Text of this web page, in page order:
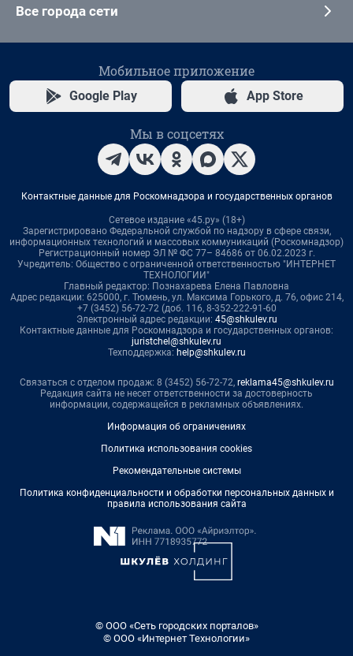
Все города сети
Мобильное приложение
Google Play App Store
Мы в соцсетях
Контактные данные для Роскомнадзора и государственных органов
Сетевое издание «45.ру» (18+)
Зарегистрировано Федеральной службой по надзору в сфере связи,
информационных технологий и массовых коммуникаций (Роскомнадзор)
Регистрационный номер ЭЛ № ФС 77– 84686 от 06.02.2023 г.
Учредитель: Общество с ограниченной ответственностью "ИНТЕРНЕТ
ТЕХНОЛОГИИ"
Главный редактор: Познахарева Елена Павловна
Адрес редакции: 625000, г. Тюмень, ул. Максима Горького, д. 76, офис 214,
+7 (3452) 56-72-72 (доб. 116, 8-352-222-91-60
Электронный адрес редакции: 45@shkulev.ru
Контактные данные для Роскомнадзора и государственных органов:
juristchel@shkulev.ru
Техподдержка: help@shkulev.ru
Связаться с отделом продаж: 8 (3452) 56-72-72, reklama45@shkulev.ru
Редакция сайта не несет ответственности за достоверность
информации, содержащейся в рекламных объявлениях.
Информация об ограничениях
Политика использования cookies
Рекомендательные системы
Политика конфиденциальности и обработки персональных данных и
правила использования сайта
© ООО «Сеть городских порталов»
© ООО «Интернет Технологии»